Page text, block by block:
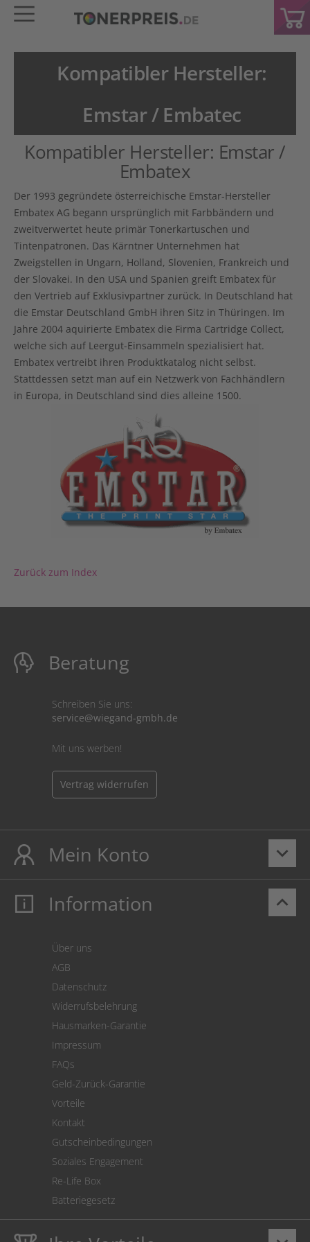
Kompatibler Hersteller:
Emstar / Embatec
Kompatibler Hersteller: Emstar /
Embatex
Der 1993 gegründete österreichische Emstar-Hersteller
Embatex AG begann ursprünglich mit Farbbändern und
zweitverwertet heute primär Tonerkartuschen und
Tintenpatronen. Das Kärntner Unternehmen hat
Zweigstellen in Ungarn, Holland, Slovenien, Frankreich und
der Slovakei. In den USA und Spanien greift Embatex für
den Vertrieb auf Exklusivpartner zurück. In Deutschland hat
die Emstar Deutschland GmbH ihren Sitz in Thüringen. Im
Jahre 2004 aquirierte Embatex die Firma Cartridge Collect,
welche sich auf Leergut-Einsammeln spezialisiert hat.
Embatex vertreibt ihren Produktkatalog nicht selbst.
Stattdessen setzt man auf ein Netzwerk von Fachhändlern
in Europa, in Deutschland sind dies alleine 1500.
Zurück zum Index
Beratung
Schreiben Sie uns:
service@wiegand-gmbh.de
Mit uns werben!
Vertrag widerrufen
keyboard_arrow_down
Mein Konto
Mein Konto
Cookie Einstellungen
keyboard_arrow_up
Information
Über uns
AGB
Datenschutz
Widerrufsbelehrung
Hausmarken-Garantie
Impressum
FAQs
Geld-Zurück-Garantie
Vorteile
Kontakt
Gutscheinbedingungen
Soziales Engagement
Re-Life Box
Batteriegesetz